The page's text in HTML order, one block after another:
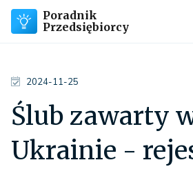
Poradnik
Przedsiębiorcy
2024-11-25
Ślub zawarty
Ukrainie -